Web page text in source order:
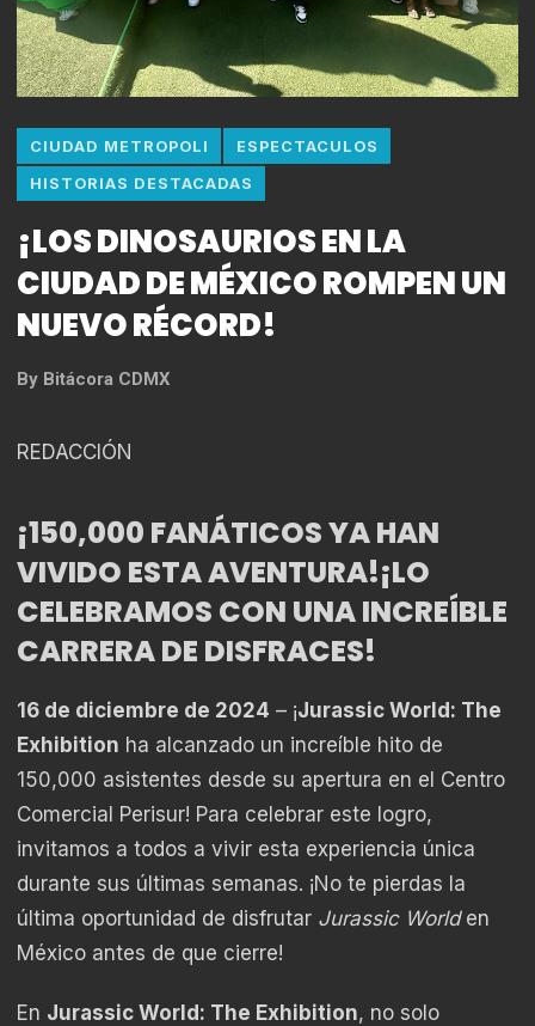
CIUDAD METROPOLI ESPECTACULOS
HISTORIAS DESTACADAS
¡LOS DINOSAURIOS EN LA
CIUDAD DE MÉXICO ROMPEN UN
NUEVO RÉCORD!
By Bitácora CDMX
REDACCIÓN
¡150,000 FANÁTICOS YA HAN
VIVIDO ESTA AVENTURA!¡LO
CELEBRAMOS CON UNA INCREÍBLE
CARRERA DE DISFRACES!
16 de diciembre de 2024 – ¡Jurassic World: The
Exhibition ha alcanzado un increíble hito de
150,000 asistentes desde su apertura en el Centro
Comercial Perisur! Para celebrar este logro,
invitamos a todos a vivir esta experiencia única
durante sus últimas semanas. ¡No te pierdas la
última oportunidad de disfrutar Jurassic Worlden
México antes de que cierre!
En Jurassic World: The Exhibition, no solo